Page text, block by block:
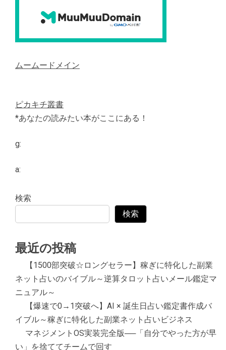
ムームードメイン
ピカキチ叢書
*あなたの読みたい本がここにある！
g:
a:
検索
検索
最近の投稿
【1500部突破☆ロングセラー】稼ぎに特化した副業
ネット占いのバイブル～逆算タロット占いメール鑑定マ
ニュアル～
【爆速で0→1突破へ】AI × 誕生日占い鑑定書作成バ
イブル～稼ぎに特化した副業ネット占いビジネス
マネジメントOS実装完全版──「自分でやった方が早
い」を捨ててチームで回す